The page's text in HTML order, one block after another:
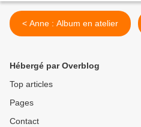
< Anne : Album en atelier
Hébergé par Overblog
Top articles
Pages
Contact